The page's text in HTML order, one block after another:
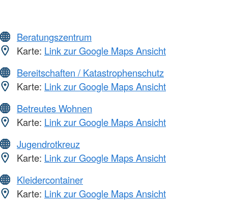
Beratungszentrum
Karte: Link zur Google Maps Ansicht
Bereitschaften / Katastrophenschutz
Karte: Link zur Google Maps Ansicht
Betreutes Wohnen
Karte: Link zur Google Maps Ansicht
Jugendrotkreuz
Karte: Link zur Google Maps Ansicht
Kleidercontainer
Karte: Link zur Google Maps Ansicht